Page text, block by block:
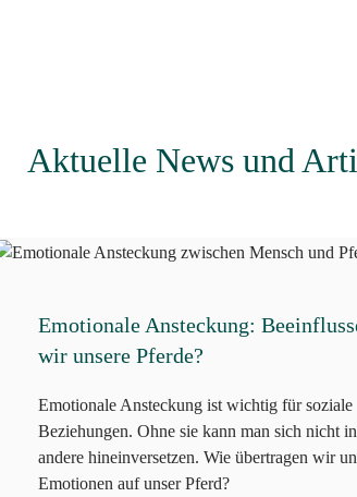
Aktuelle News und
Emotionale Ansteckung:
wir unsere Pferde?
Emotionale Ansteckung ist wichtig für soziale
Beziehungen. Ohne sie kann man sich nicht in
andere hineinversetzen. Wie übertragen wir
Emotionen auf unser Pferd?